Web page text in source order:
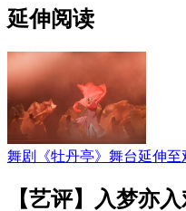
延伸阅读
舞剧《牡丹亭》舞台延伸
【艺评】入梦亦